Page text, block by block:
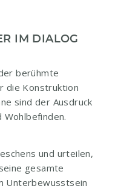
IM DIALOG
berühmte
die Konstruktion
sind der Ausdruck
Wohlbefinden.
und urteilen,
gesamte
Unterbewusstsein